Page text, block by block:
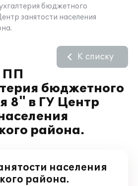
бюджетного
занятости населения
ПП
бюджетного
8" в ГУ Центр
района.
К списку
населения
района.